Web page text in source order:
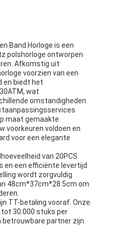
Band Horloge is een
polshorloge ontworpen
Afkomstig uit
voorzien van een
en biedt het
wat
omstandigheden
maat gemaakte
voorkeuren voldoen en
voor een elegante
van 20PCS
en een efficiënte levertijd
wordt zorgvuldig
48cm*37cm*28.5cm om
TT-betaling vooraf. Onze
30.000 stuks per
betrouwbare partner zijn